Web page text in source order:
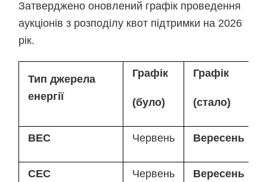
Затверджено оновлений графік проведення
аукціонів з розподілу квот підтримки на 2026
рік.
Тип джерела
енергії
Графік
(було)
Графік
(стало)
ВЕС Червень Вересень
СЕС Червень Вересень